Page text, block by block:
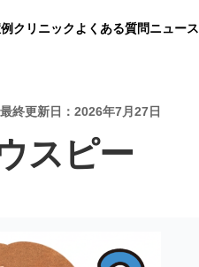
クリニックよくある質問ニュース
最終更新日：2026年7月27日
スピー